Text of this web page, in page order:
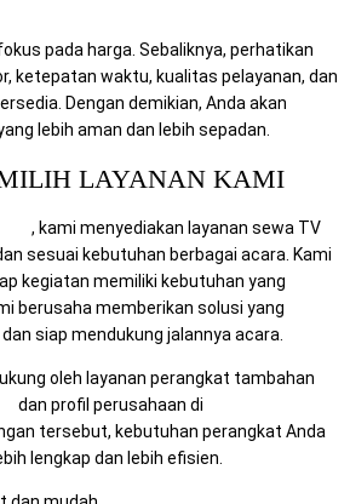
pada harga. Sebaliknya, perhatikan
ketepatan waktu, kualitas pelayanan, dan
Dengan demikian, Anda akan
lebih aman dan lebih sepadan.
LAYANAN KAMI
, kami menyediakan layanan sewa TV
sesuai kebutuhan berbagai acara. Kami
kegiatan memiliki kebutuhan yang
berusaha memberikan solusi yang
siap mendukung jalannya acara.
oleh layanan perangkat tambahan
dan profil perusahaan di
tersebut, kebutuhan perangkat Anda
lengkap dan lebih efisien.